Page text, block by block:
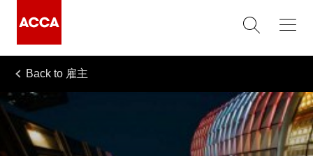
Back to 雇主